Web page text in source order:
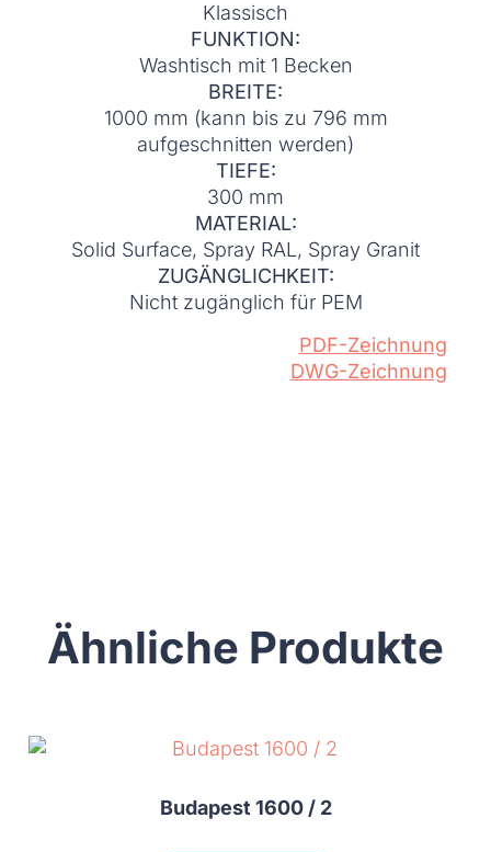
Klassisch
FUNKTION:
Washtisch mit 1 Becken
BREITE:
1000 mm (kann bis zu 796 mm
aufgeschnitten werden)
TIEFE:
300 mm
MATERIAL:
Solid Surface, Spray RAL, Spray Granit
ZUGÄNGLICHKEIT:
Nicht zugänglich für PEM
PDF-Zeichnung
DWG-Zeichnung
Ähnliche Produkte
Budapest 1600 / 2